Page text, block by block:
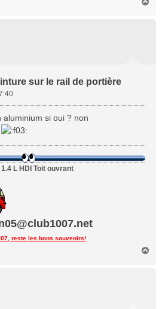
sur le rail de portière
aluminium si oui ? non
L HDI Toit ouvrant
reste les bons souvenirs!